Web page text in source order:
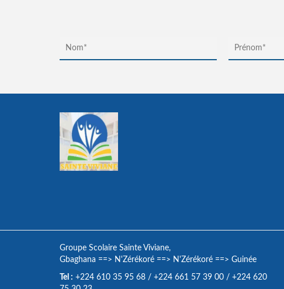
Groupe Scolaire Sainte Viviane,
Gbaghana ==> N'Zérékoré ==> N'Zérékoré ==> Guinée
Tel : +224 610 35 95 68 / +224 661 57 39 00 / +224 620